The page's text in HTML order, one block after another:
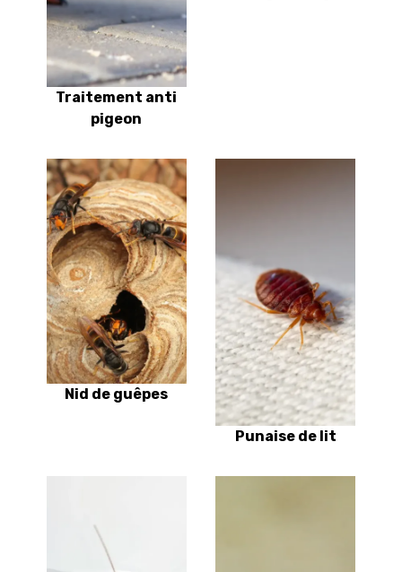
Traitement anti
pigeon
Nid de guêpes
Punaise de lit